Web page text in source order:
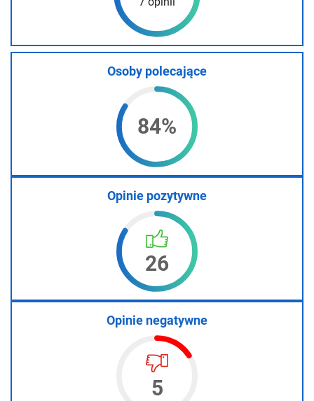
Osoby polecające
84%
Opinie pozytywne
26
Opinie negatywne
5